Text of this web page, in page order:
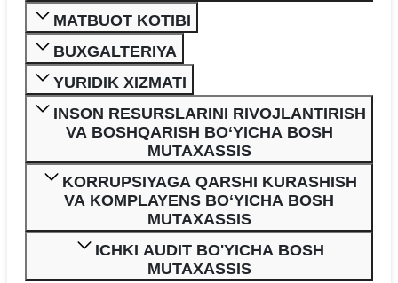
MATBUOT KOTIBI
BUXGALTERIYA
YURIDIK XIZMATI
INSON RESURSLARINI RIVOJLANTIRISH
VA BOSHQARISH BO‘YICHA BOSH
MUTAXASSIS
KORRUPSIYAGA QARSHI KURASHISH
VA KOMPLAYENS BO‘YICHA BOSH
MUTAXASSIS
ICHKI AUDIT BO'YICHA BOSH
MUTAXASSIS